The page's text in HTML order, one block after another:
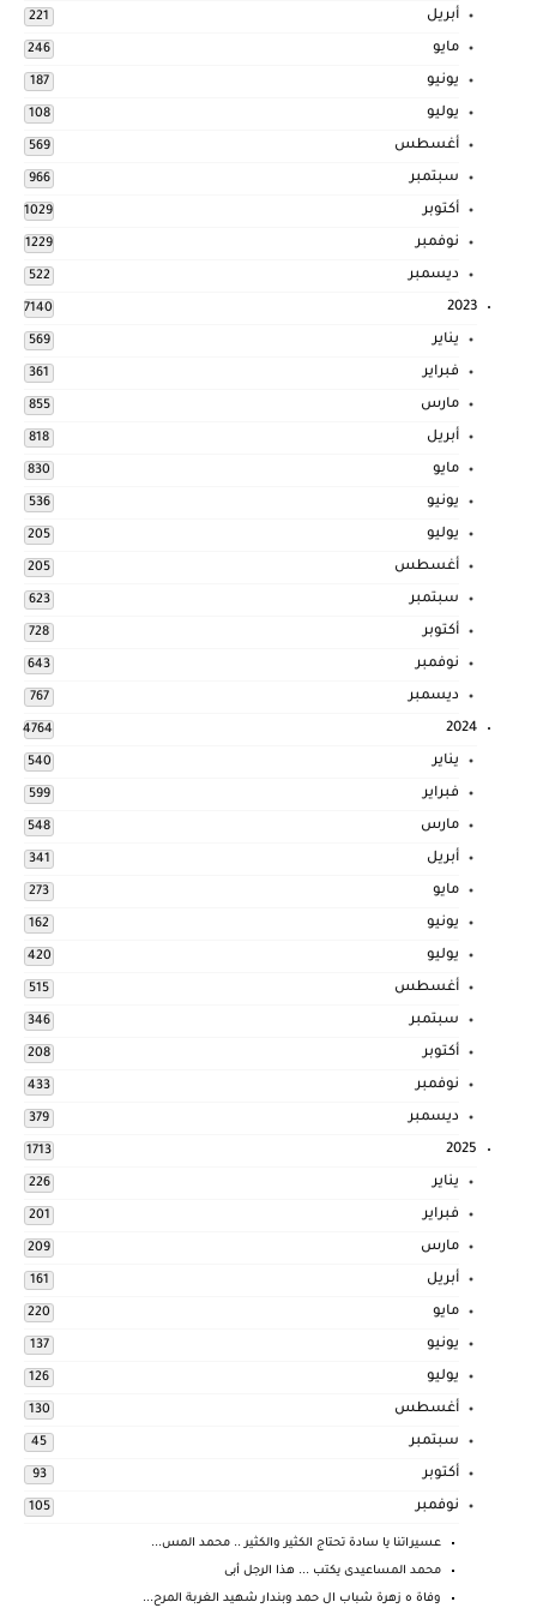
أبريل 221
مايو 246
يونيو 187
يوليو 108
أغسطس 569
سبتمبر 966
أكتوبر 1029
نوفمبر 1229
ديسمبر 522
2023
7140
يناير 569
فبراير 361
مارس 855
أبريل 818
مايو 830
يونيو 536
يوليو 205
أغسطس 205
سبتمبر 623
أكتوبر 728
نوفمبر 643
ديسمبر 767
2024
4764
يناير 540
فبراير 599
مارس 548
أبريل 341
مايو 273
يونيو 162
يوليو 420
أغسطس 515
سبتمبر 346
أكتوبر 208
نوفمبر 433
ديسمبر 379
2025
1713
يناير 226
فبراير 201
مارس 209
أبريل 161
مايو 220
يونيو 137
يوليو 126
أغسطس 130
سبتمبر 45
أكتوبر 93
نوفمبر 105
عسيراتنا يا سادة تحتاج الكثير والكثير .. محمد المس...
محمد المساعيدى يكتب ... هذا الرجل أبى
وفاة ه زهرة شباب ال حمد وبندار شهيد الغربة المرح...